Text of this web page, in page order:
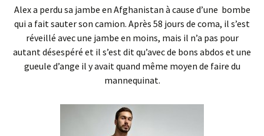
Alex a perdu sa jambe en Afghanistan à cause d’une bombe
qui a fait sauter son camion. Après 58 jours de coma, il s’est
réveillé avec une jambe en moins, mais il n’a pas pour
autant désespéré et il s’est dit qu’avec de bons abdos et une
gueule d’ange il y avait quand même moyen de faire du
mannequinat.